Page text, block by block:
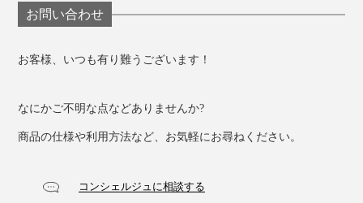
お問い合わせ
お客様、いつも有り難うございます！
なにかご不明な点などありませんか?
商品の仕様や利用方法など、お気軽にお尋ねください。
コンシェルジュに相談する